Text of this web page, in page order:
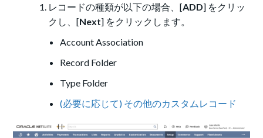
レコードの種類が以下の場合、[ADD] をクリッ
クし、[Next] をクリックします。
Account Association
Record Folder
Type Folder
(必要に応じて) その他のカスタムレコード